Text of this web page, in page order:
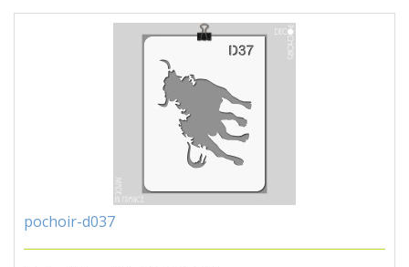
pochoir-d037